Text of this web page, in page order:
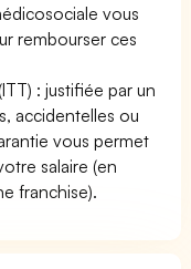
vous
rembourser ces
: justifiée par un
accidentelles ou
vous permet
salaire (en
franchise).